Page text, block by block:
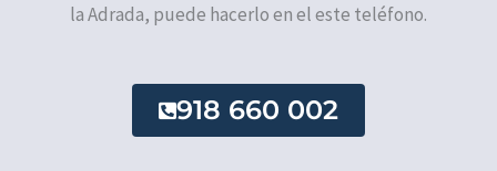
la Adrada, puede hacerlo en el este teléfono.
918 660 002